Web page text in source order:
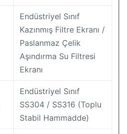
Endüstriyel Sınıf
Kazınmış Filtre Ekranı /
Paslanmaz Çelik
Aşındırma Su Filtresi
Ekranı
Endüstriyel Sınıf
SS304 / SS316 (Toplu
Stabil Hammadde)